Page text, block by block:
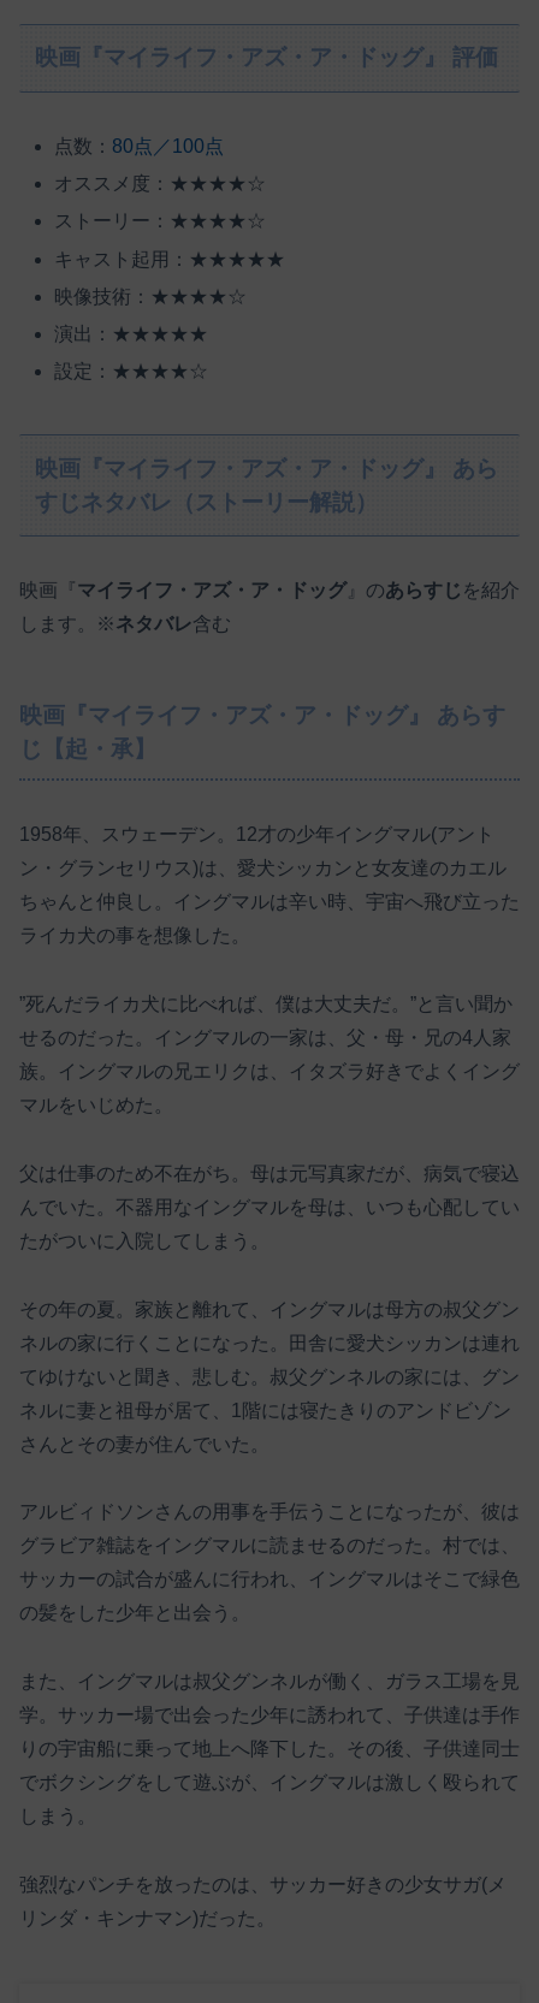
映画『マイライフ・アズ・ア・ドッグ』 評価
点数： 80点／100点
オススメ度：★★★★☆
ストーリー：★★★★☆
キャスト起用：★★★★★
映像技術：★★★★☆
演出：★★★★★
設定：★★★★☆
映画『マイライフ・アズ・ア・ドッグ』 あら
すじネタバレ（ストーリー解説）
映画『 マイライフ・アズ・ア・ドッグ 』のあらすじ を紹介
します。※ネタバレ含む
映画『マイライフ・アズ・ア・ドッグ』 あらす
じ【起・承】
1958年、スウェーデン。12才の少年イングマル(アント
ン・グランセリウス)は、愛犬シッカンと女友達のカエル
ちゃんと仲良し。イングマルは辛い時、宇宙へ飛び立った
ライカ犬の事を想像した。
”死んだライカ犬に比べれば、僕は大丈夫だ。”と言い聞か
せるのだった。イングマルの一家は、父・母・兄の4人家
族。イングマルの兄エリクは、イタズラ好きでよくイング
マルをいじめた。
父は仕事のため不在がち。母は元写真家だが、病気で寝込
んでいた。不器用なイングマルを母は、いつも心配してい
たがついに入院してしまう。
その年の夏。家族と離れて、イングマルは母方の叔父グン
ネルの家に行くことになった。田舎に愛犬シッカンは連れ
てゆけないと聞き、悲しむ。叔父グンネルの家には、グン
ネルに妻と祖母が居て、1階には寝たきりのアンドビゾン
さんとその妻が住んでいた。
アルビィドソンさんの用事を手伝うことになったが、彼は
グラビア雑誌をイングマルに読ませるのだった。村では、
サッカーの試合が盛んに行われ、イングマルはそこで緑色
の髪をした少年と出会う。
また、イングマルは叔父グンネルが働く、ガラス工場を見
学。サッカー場で出会った少年に誘われて、子供達は手作
りの宇宙船に乗って地上へ降下した。その後、子供達同士
でボクシングをして遊ぶが、イングマルは激しく殴られて
しまう。
強烈なパンチを放ったのは、サッカー好きの少女サガ(メ
リンダ・キンナマン)だった。